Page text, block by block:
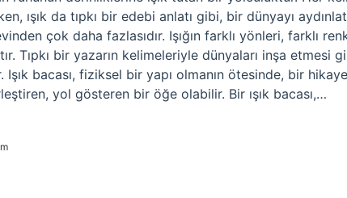
ışık da tıpkı bir edebi anlatı gibi, bir dünyayı
çok daha fazlasıdır. Işığın farklı yönleri, farklı
Tıpkı bir yazarın kelimeleriyle dünyaları inşa etmesi
Işık bacası, fiziksel bir yapı olmanın ötesinde, bir
yol gösteren bir öğe olabilir. Bir ışık bacası,…